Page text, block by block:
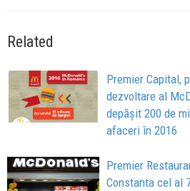
Related
Premier Capital,
dezvoltare al
depășit 200 de
afaceri în 2016
Premier
Constanta cel al